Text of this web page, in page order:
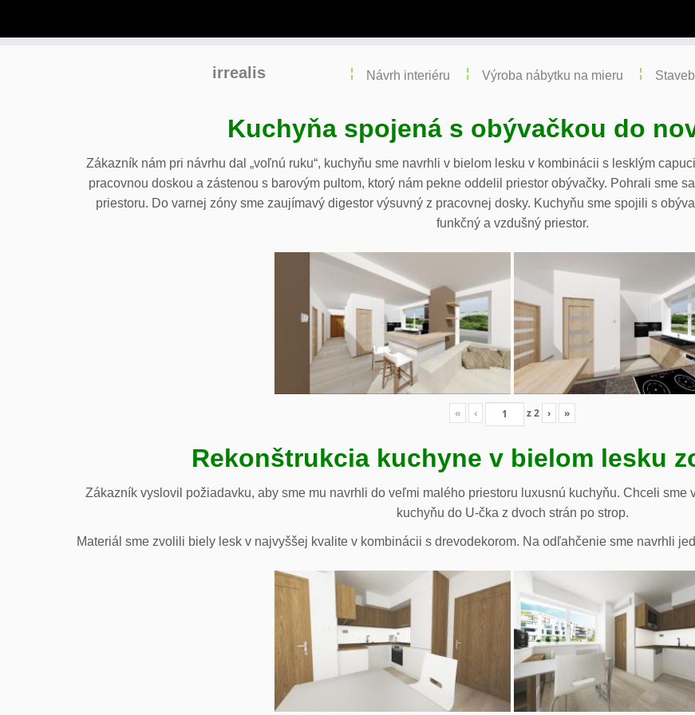
irrealis Návrh interiéru Výroba nábytku na mieru
Kuchyňa spojená s obývačkou do
Zákazník nám pri návrhu dal „voľnú ruku“, kuchyňu sme navrhli v bielom lesku v kombinácii s lesklým
pracovnou doskou a zástenou s barovým pultom, ktorý nám pekne oddelil priestor obývačky. Pohrali sme
priestoru. Do varnej zóny sme zaujímavý digestor výsuvný z pracovnej dosky. Kuchyňu sme spojili s
funkčný a vzdušný priestor.
« ‹ z2 › »
Rekonštrukcia kuchyne v bielom lesku
Zákazník vyslovil požiadavku, aby sme mu navrhli do veľmi malého priestoru luxusnú kuchyňu. Chceli sme
kuchyňu do U-čka z dvoch strán po strop.
Materiál sme zvolili biely lesk v najvyššej kvalite v kombinácii s drevodekorom. Na odľahčenie sme navrhli